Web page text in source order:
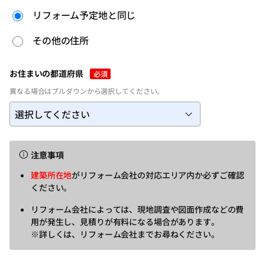
リフォーム予定地と同じ
その他の住所
お住まいの都道府県
必須
異なる場合はプルダウンから選択してください。
注意事項
建築所在地がリフォーム会社の対応エリア内か必ずご確認
ください。
リフォーム会社によっては、現地調査や図面作成などの費
用が発生し、見積りが有料になる場合があります。
※詳しくは、リフォーム会社までお尋ねください。